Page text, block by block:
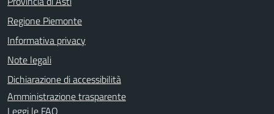
Regione Piemonte
Informativa privacy
Note legali
Dichiarazione di accessibilità
Amministrazione trasparente
Leggi le FAQ